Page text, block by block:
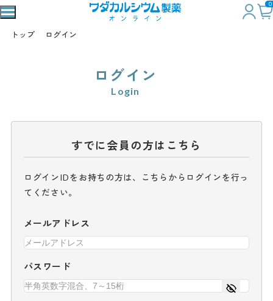
0
トップ ログイン
ログイン
Login
すでに会員の方はこちら
ログインIDをお持ちの方は、こちらからログインを行っ
てください。
メールアドレス
パスワード